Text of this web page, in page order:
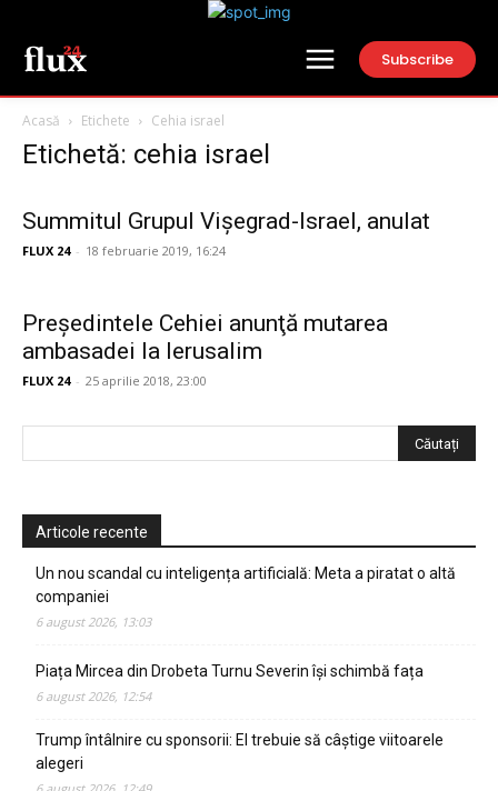
Subscribe
Acasă Etichete Cehia israel
Etichetă: cehia israel
Summitul Grupul Vișegrad-Israel, anulat
FLUX 24 - 18 februarie 2019, 16:24
Preşedintele Cehiei anunţă mutarea
ambasadei la Ierusalim
FLUX 24 - 25 aprilie 2018, 23:00
Articole recente
Un nou scandal cu inteligența artificială: Meta a piratat o altă
companiei
6 august 2026, 13:03
Piața Mircea din Drobeta Turnu Severin își schimbă fața
6 august 2026, 12:54
Trump întâlnire cu sponsorii: El trebuie să câștige viitoarele
alegeri